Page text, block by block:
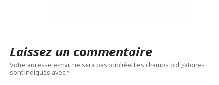
Laissez un commentaire
Votre adresse e-mail ne sera pas publiée. Les champs obligatoires
sont indiqués avec